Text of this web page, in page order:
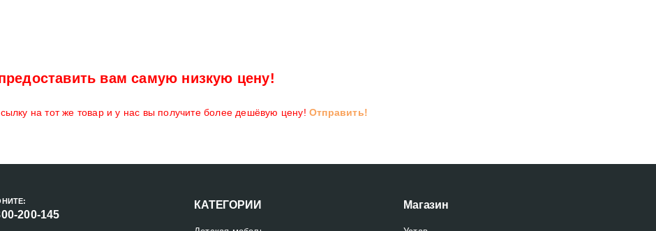
вам самую низкую цену!
на тот же товар и у нас вы получите более дешёвую цену! Отправить!
200-145
КАТЕГОРИИ Магазин